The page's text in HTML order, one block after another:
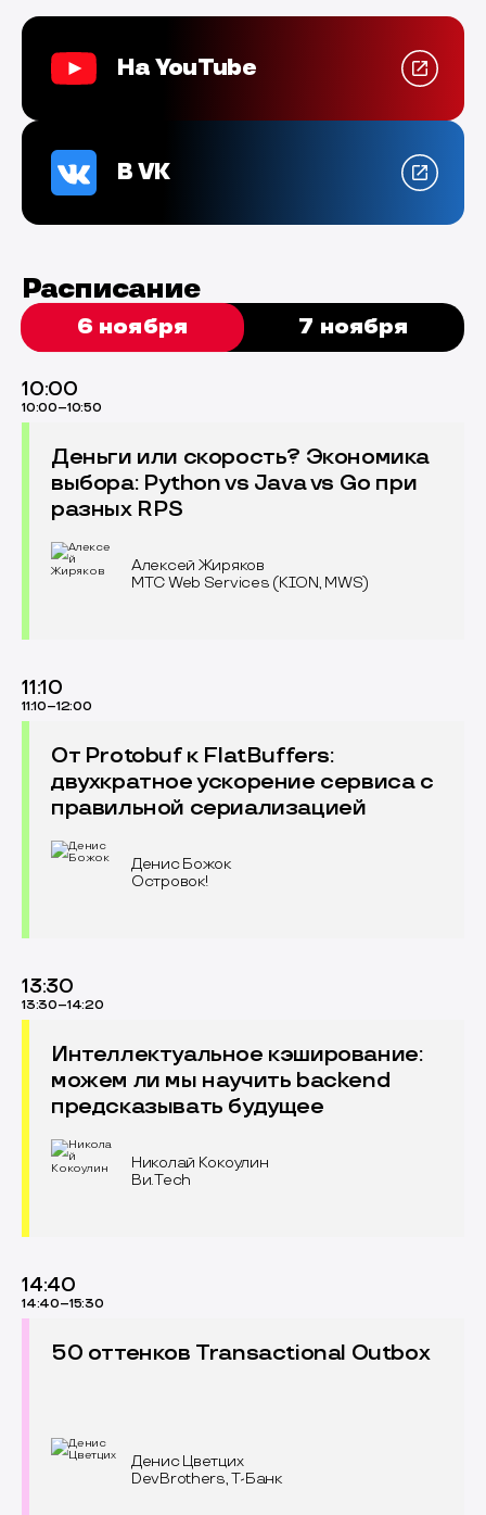
На YouTube
В VK
Расписание
6 ноября 7 ноября
10:00–10:50
10:00
Алексей Жиряков
MTС Web Services (KION, MWS)
Деньги или скорость? Экономика
выбора: Python vs Java vs Go при
разных RPS
11:10–12:00
11:10
Денис Божок
Островок!
От Protobuf к FlatBuffers:
двухкратное ускорение сервиса с
правильной сериализацией
13:30–14:20
13:30
Николай Кокоулин
Ви.Tech
Интеллектуальное кэширование:
можем ли мы научить backend
предсказывать будущее
14:40–15:30
14:40
Денис Цветцих
DevBrothers, Т-Банк
50 оттенков Transactional Outbox